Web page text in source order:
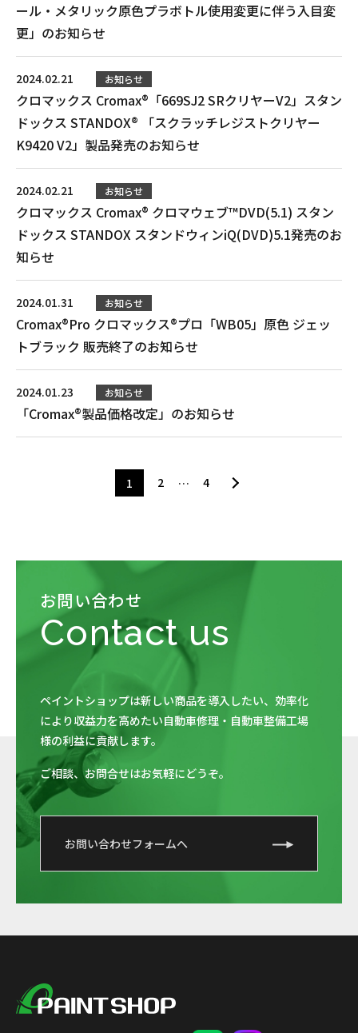
ール・メタリック原色プラボトル使用変更に伴う入目変
更」のお知らせ
2024.02.21 お知らせ
クロマックス Cromax®「669SJ2 SRクリヤーV2」スタン
ドックス STANDOX® 「スクラッチレジストクリヤー
K9420 V2」製品発売のお知らせ
2024.02.21 お知らせ
クロマックス Cromax® クロマウェブ™DVD(5.1) スタン
ドックス STANDOX スタンドウィンiQ(DVD)5.1発売のお
知らせ
2024.01.31 お知らせ
Cromax®Pro クロマックス®プロ「WB05」原色 ジェッ
トブラック 販売終了のお知らせ
2024.01.23 お知らせ
「Cromax®製品価格改定」のお知らせ
1 2 … 4
お問い合わせ
Contact us
ペイントショップは新しい商品を導入したい、 効率化
により収益力を高めたい自動車修理・自動車整備工場
様の利益に貢献します。
ご相談、お問合せはお気軽にどうぞ。
お問い合わせフォームへ